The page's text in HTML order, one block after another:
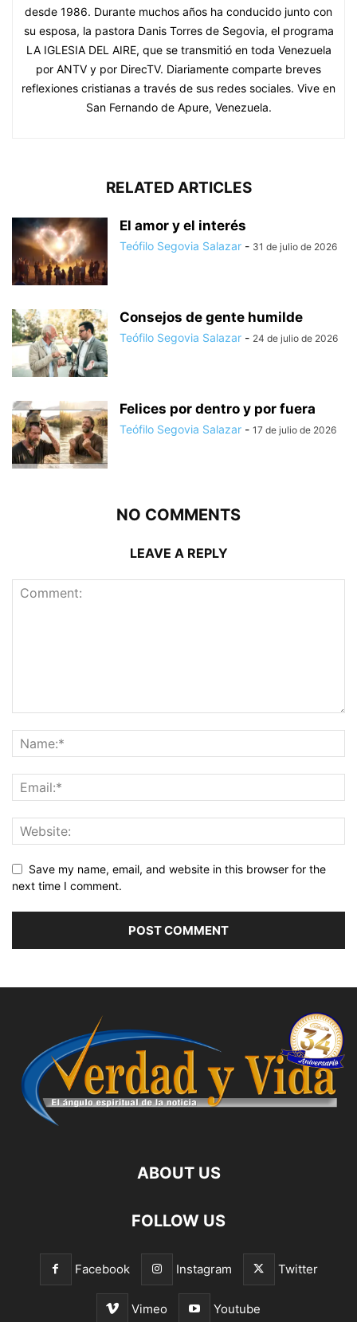
desde 1986. Durante muchos años ha conducido junto con
su esposa, la pastora Danis Torres de Segovia, el programa
LA IGLESIA DEL AIRE, que se transmitió en toda Venezuela
por ANTV y por DirecTV. Diariamente comparte breves
reflexiones cristianas a través de sus redes sociales. Vive en
San Fernando de Apure, Venezuela.
RELATED ARTICLES
El amor y el interés
Teófilo Segovia Salazar - 31 de julio de 2026
Consejos de gente humilde
Teófilo Segovia Salazar - 24 de julio de 2026
Felices por dentro y por fuera
Teófilo Segovia Salazar - 17 de julio de 2026
NO COMMENTS
LEAVE A REPLY
Save my name, email, and website in this browser for the
next time I comment.
ABOUT US
FOLLOW US
Facebook Instagram Twitter
Vimeo Youtube